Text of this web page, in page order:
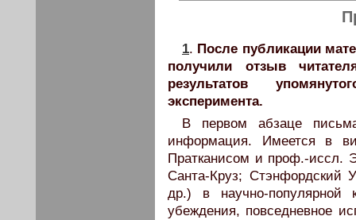
1. После публикации
получили отзыв
результатов
эксперимента.
В первом абзаце
информация. Имеется в
Пратканисом и проф.-иссл.
Санта-Круз; Стэнфордский
др.) в научно-популярной
убеждения, повседневное